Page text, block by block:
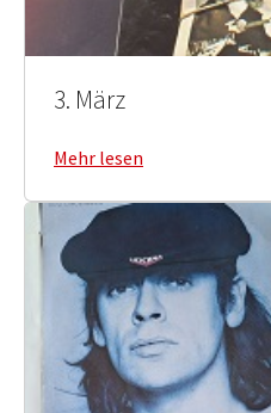
3. März
Mehr lesen